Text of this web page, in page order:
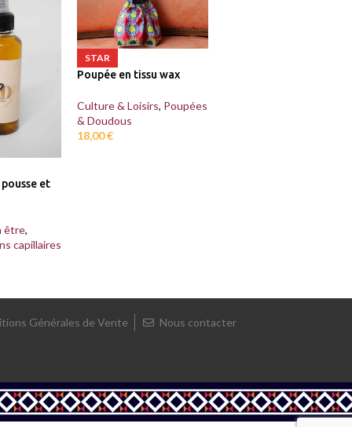
et
être,
capillaires
STAR
Poupée en tissu wax
Culture & Loisirs, Poupées
& Doudous
18,00€
Générales de Vente Nous contacter